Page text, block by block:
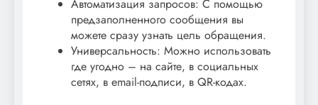
Автоматизация запросов: С помощью
предзаполненного сообщения вы
можете сразу узнать цель обращения.
Универсальность: Можно использовать
где угодно – на сайте, в социальных
сетях, в email-подписи, в QR-кодах.